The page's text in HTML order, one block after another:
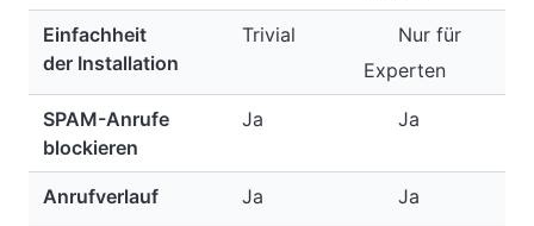
Einfachheit
der Installation
Trivial
Nur für
Experten
SPAM-Anrufe
blockieren
Ja Ja
Anrufverlauf Ja Ja